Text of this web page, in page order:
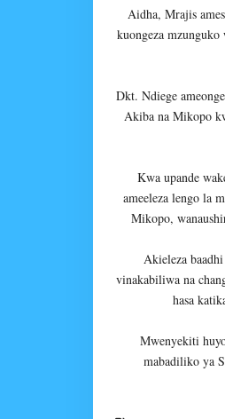
Aidha, Mrajis
kuongeza
Dkt. Ndiege
Akiba na Mikopo
Kwa upande
ameeleza lengo la
Mikopo,
Akieleza
vinakabiliwa na
hasa
Mwenyekiti
mabadiliko ya